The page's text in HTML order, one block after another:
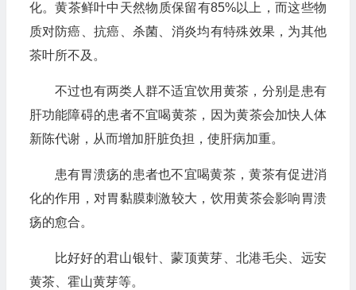
化。黄茶鲜叶中天然物质保留有85%以上，而这些物
质对防癌、抗癌、杀菌、消炎均有特殊效果，为其他
茶叶所不及。
不过也有两类人群不适宜饮用黄茶，分别是患有
肝功能障碍的患者不宜喝黄茶，因为黄茶会加快人体
新陈代谢，从而增加肝脏负担，使肝病加重。
患有胃溃疡的患者也不宜喝黄茶，黄茶有促进消
化的作用，对胃黏膜刺激较大，饮用黄茶会影响胃溃
疡的愈合。
比好好的君山银针、蒙顶黄芽、北港毛尖、远安
黄茶、霍山黄芽等。